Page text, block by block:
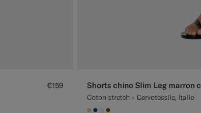
€159 Shorts chino Slim Leg marron
Coton stretch - Cervotessile, Italie